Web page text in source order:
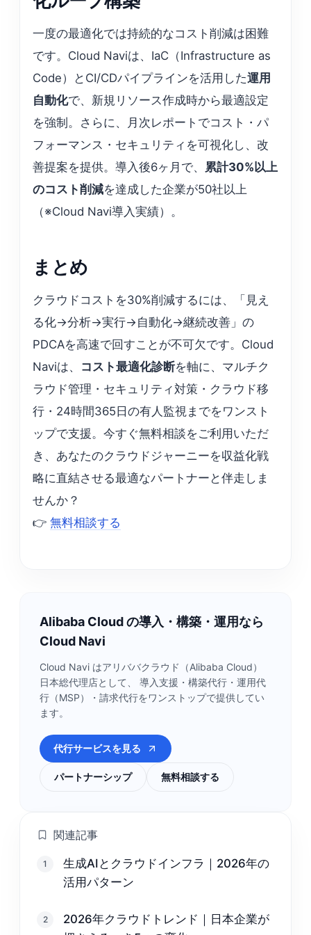
一度の最適化では持続的なコスト削減は困難
です。Cloud Naviは、IaC（Infrastructure as
Code）とCI/CDパイプラインを活用した運用
自動化で、新規リソース作成時から最適設定
を強制。さらに、月次レポートでコスト・パ
フォーマンス・セキュリティを可視化し、改
善提案を提供。導入後6ヶ月で、 累計30%以上
のコスト削減を達成した企業が50社以上
（※Cloud Navi導入実績）。
まとめ
クラウドコストを30%削減するには、「見え
る化→分析→実行→自動化→継続改善」の
PDCAを高速で回すことが不可欠です。Cloud
Naviは、 コスト最適化診断を軸に、マルチク
ラウド管理・セキュリティ対策・クラウド移
行・24時間365日の有人監視までをワンスト
ップで支援。今すぐ無料相談をご利用いただ
き、あなたのクラウドジャーニーを収益化戦
略に直結させる最適なパートナーと伴走しま
せんか？
👉無料相談する
Alibaba Cloud の導入・構築・運用なら
Cloud Navi
Cloud Navi はアリババクラウド（Alibaba Cloud）
日本総代理店として、 導入支援・構築代行・運用代
行（MSP）・請求代行をワンストップで提供してい
ます。
代行サービスを見る
パートナーシップ 無料相談する
関連記事
1
生成AIとクラウドインフラ｜2026年の
活用パターン
2
2026年クラウドトレンド｜日本企業が